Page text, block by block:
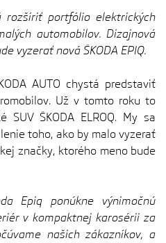
rozšíriť portfólio elektrických
automobilov. Dizajnová
vyzerať nová ŠKODA EPIQ.
AUTO chystá predstaviť
Už v tomto roku to
SUV ŠKODA ELROQ. My sa
toho, ako by malo vyzerať
značky, ktorého meno bude
Epiq ponúkne výnimočnú
v kompaktnej karosérii za
našich zákazníkov, a